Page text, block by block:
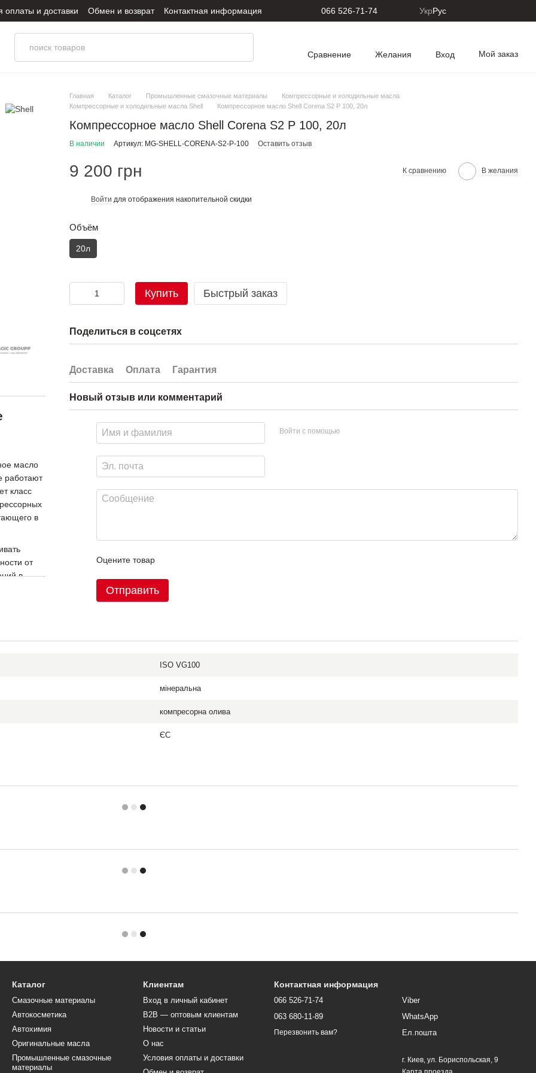
оплаты и доставки Обмен и возврат
Контактная информация
конфиденциальности
066 526-71-74 УкрРус
Сравнение Желания Вход Мой заказ
масло
работают
класс
в
от
в
и
с
Главная Каталог Промышленные смазочные материалы
Компрессорные и холодильные масла
Компрессорные и холодильные масла Shell
Компрессорное масло Shell Corena S2 P 100, 20л
Компрессорное масло Shell Corena S2 P 100, 20л
В наличии Артикул: MG-SHELL-CORENA-S2-P-100 Оставить отзыв
9 200 грн К сравнению В желания
Войти для отображения накопительной скидки
Объём
20л
Купить Быстрый заказ
Поделиться в соцсетях
Доставка Оплата Гарантия
Новый отзыв или комментарий
Войти с помощью
Оцените товар
Отправить
ISO VG100
мінеральна
компресорна олива
ЄС
Каталог
Смазочные материалы
Автокосметика
Автохимия
Оригинальные масла
Промышленные смазочные
материалы
Клиентам
Вход в личный кабинет
B2B — оптовым клиентам
Новости и статьи
О нас
Условия оплаты и доставки
Контактная информация
066 526-71-74
063 680-11-89
Перезвонить вам?
Viber
WhatsApp
Ел.пошта
г. Киев, ул. Бориспольская, 9